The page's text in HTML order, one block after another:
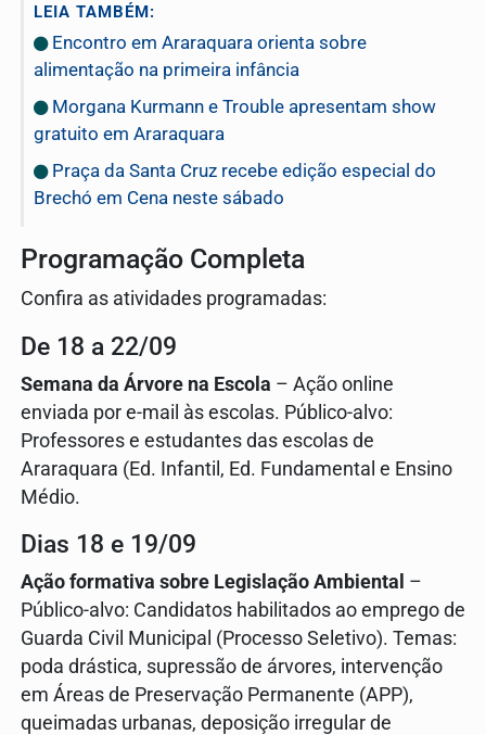
LEIA TAMBÉM:
Encontro em Araraquara orienta sobre
alimentação na primeira infância
Morgana Kurmann e Trouble apresentam show
gratuito em Araraquara
Praça da Santa Cruz recebe edição especial do
Brechó em Cena neste sábado
Programação Completa
Confira as atividades programadas:
De 18 a 22/09
Semana da Árvore na Escola – Ação online
enviada por e-mail às escolas. Público-alvo:
Professores e estudantes das escolas de
Araraquara (Ed. Infantil, Ed. Fundamental e Ensino
Médio.
Dias 18 e 19/09
Ação formativa sobre Legislação Ambiental –
Público-alvo: Candidatos habilitados ao emprego de
Guarda Civil Municipal (Processo Seletivo). Temas:
poda drástica, supressão de árvores, intervenção
em Áreas de Preservação Permanente (APP),
queimadas urbanas, deposição irregular de